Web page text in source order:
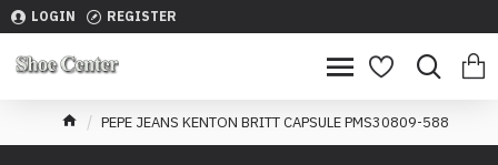
LOGIN REGISTER
PEPE JEANS KENTON BRITT CAPSULE PMS30809-588